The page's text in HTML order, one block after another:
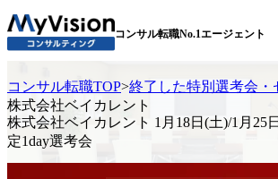
コンサル転職No.1エージェント
コンサル転職TOP>終了した特別選考会・
株式会社ベイカレント
株式会社ベイカレント 1月18日(土)/1月25
定1day選考会